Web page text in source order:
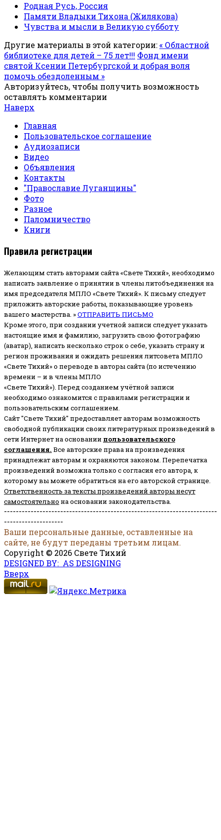
Родная Русь, Россия
Памяти Владыки Тихона (Жилякова)
Чувства и мысли в Великую субботу
Другие материалы в этой категории:« Областной
библиотеке для детей – 75 лет!!! Фонд имени
святой Ксении Петербургской и добрая воля
помочь обездоленным »
Авторизуйтесь, чтобы получить возможность
оставлять комментарии
Наверх
Главная
Пользовательское соглашение
Аудиозаписи
Видео
Объявления
Контакты
"Православие Луганщины"
Фото
Разное
Паломничество
Книги
Правила регистрации
Желающим стать авторами сайта «Свете Тихий», необходимо
написать заявление о принятии в члены литобъединения на
имя председателя МПЛО «Свете Тихий». К письму следует
приложить авторские работы, показывающие уровень
вашего мастерства. »ОТПРАВИТЬ ПИСЬМО
Кроме этого, при создании учетной записи следует указать
настоящие имя и фамилию, загрузить свою фотографию
(аватар), написать несколько строк о себе, указать страну и
регион проживания и ожидать решения литсовета МПЛО
«Свете Тихий» о переводе в авторы сайта (по истечению
времени – и в члены МПЛО
«Свете Тихий»). Перед созданием учётной записи
необходимо ознакомится с правилами регистрации и
пользовательским соглашением.
Сайт "Свете Тихий" предоставляет авторам возможность
свободной публикации своих литературных произведений в
сети Интернет на основании пользовательского
соглашения. Все авторские права на произведения
принадлежат авторам и охраняются законом. Перепечатка
произведений возможна только с согласия его автора, к
которому вы можете обратиться на его авторской странице.
Ответственность за тексты произведений авторы несут
самостоятельно на основании законодательства.
------------------------------------------------------------------------
--------------------
Ваши персональные данные, оставленные на
сайте, не будут переданы третьим лицам.
Copyright © 2026 Свете Тихий
DESIGNED BY: AS DESIGNING
Вверх